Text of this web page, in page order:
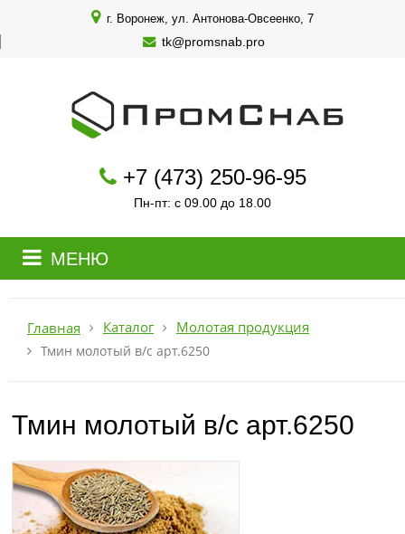
г. Воронеж, ул. Антонова-Овсеенко, 7
tk@promsnab.pro
+7 (473) 250-96-95
Пн-пт: с 09.00 до 18.00
МЕНЮ
Главная Каталог Молотая продукция
Тмин молотый в/с арт.6250
Тмин молотый в/с арт.6250